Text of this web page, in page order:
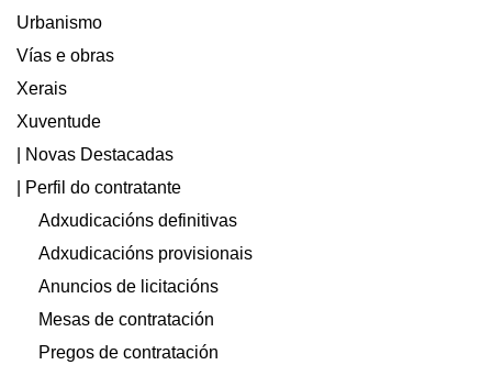
Urbanismo
Vías e obras
Xerais
Xuventude
| Novas Destacadas
| Perfil do contratante
Adxudicacións definitivas
Adxudicacións provisionais
Anuncios de licitacións
Mesas de contratación
Pregos de contratación